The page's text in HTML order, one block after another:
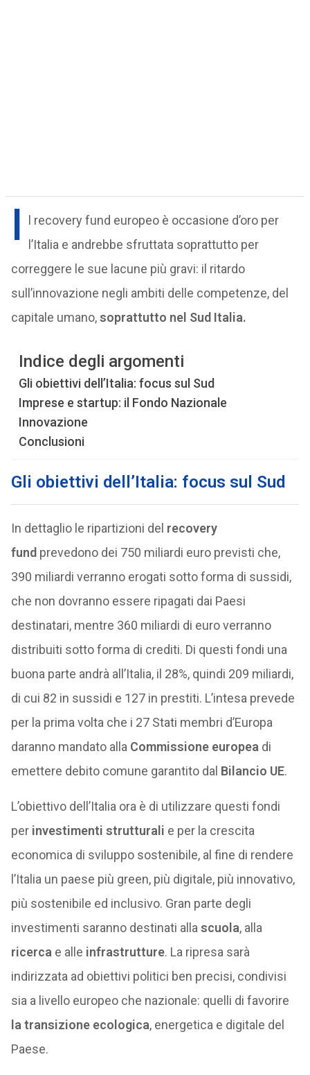
I
l recovery fund europeo è occasione d’oro per
l’Italia e andrebbe sfruttata soprattutto per
correggere le sue lacune più gravi: il ritardo
sull’innovazione negli ambiti delle competenze, del
capitale umano,soprattutto nel Sud Italia.
Indice degli argomenti
Gli obiettivi dell’Italia: focus sul Sud
Imprese e startup: il Fondo Nazionale
Innovazione
Conclusioni
Gli obiettivi dell’Italia: focus sul Sud
In dettaglio le ripartizioni del recovery
fund prevedono dei 750 miliardi euro previsti che,
390 miliardi verranno erogati sotto forma di sussidi,
che non dovranno essere ripagati dai Paesi
destinatari, mentre 360 miliardi di euro verranno
distribuiti sotto forma di crediti. Di questi fondi una
buona parte andrà all’Italia, il 28%, quindi 209 miliardi,
di cui 82 in sussidi e 127 in prestiti. L’intesa prevede
per la prima volta che i 27 Stati membri d’Europa
daranno mandato alla Commissione europea di
emettere debito comune garantito dal Bilancio UE.
L’obiettivo dell’Italia ora è di utilizzare questi fondi
per investimenti strutturali e per la crescita
economica di sviluppo sostenibile, al fine di rendere
l’Italia un paese più green, più digitale, più innovativo,
più sostenibile ed inclusivo. Gran parte degli
investimenti saranno destinati alla scuola, alla
ricerca e alle infrastrutture. La ripresa sarà
indirizzata ad obiettivi politici ben precisi, condivisi
sia a livello europeo che nazionale: quelli di favorire
la transizione ecologica, energetica e digitale del
Paese.